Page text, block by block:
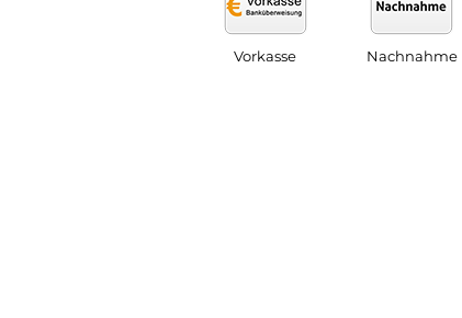
Vorkasse Nachnahme